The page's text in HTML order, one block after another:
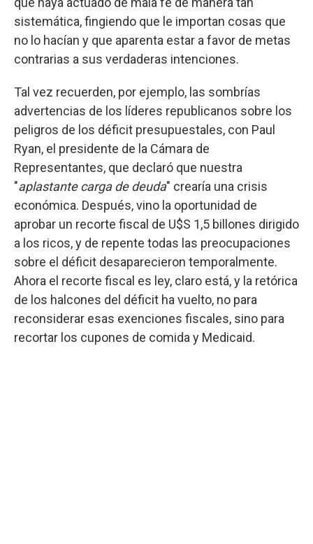
sistemática, fingiendo que le importan cosas que
no lo hacían y que aparenta estar a favor de metas
contrarias a sus verdaderas intenciones.
Tal vez recuerden, por ejemplo, las sombrías
advertencias de los líderes republicanos sobre los
peligros de los déficit presupuestales, con Paul
Ryan, el presidente de la Cámara de
Representantes, que declaró que nuestra
"aplastante carga de deuda" crearía una crisis
económica. Después, vino la oportunidad de
aprobar un recorte fiscal de U$S 1,5 billones dirigido
a los ricos, y de repente todas las preocupaciones
sobre el déficit desaparecieron temporalmente.
Ahora el recorte fiscal es ley, claro está, y la retórica
de los halcones del déficit ha vuelto, no para
reconsiderar esas exenciones fiscales, sino para
recortar los cupones de comida y Medicaid.